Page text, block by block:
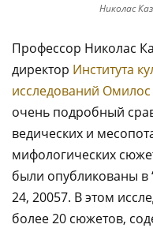
Николас
Профессор Николас
директор Института
исследований
очень подробный
ведических и
мифологических
были опубликованы в
24, 20057. В этом
более 20 сюжетов,